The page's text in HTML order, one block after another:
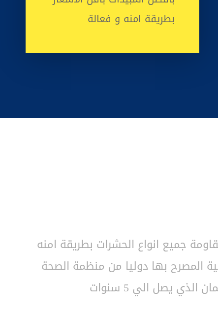
بطريقة امنه و فعالة
جميع انواع الحشرات بطريقة امنه
المصرح بها دوليا من منظمة الصحة
يصل الي 5 سنوات